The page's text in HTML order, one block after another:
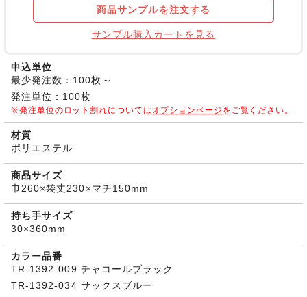
商品サンプルを注文する
サンプル購入カートを見る
申込単位
最少発注数：100枚～
発注単位：100枚
発注単位のロット割れについては オプションページ をご覧ください。
材質
ポリエステル
商品サイズ
巾260×袋丈230×マチ150mm
持ち手サイズ
30×360mm
カラー品番
TR-1392-009 チャコールブラック
TR-1392-034 サックスブルー